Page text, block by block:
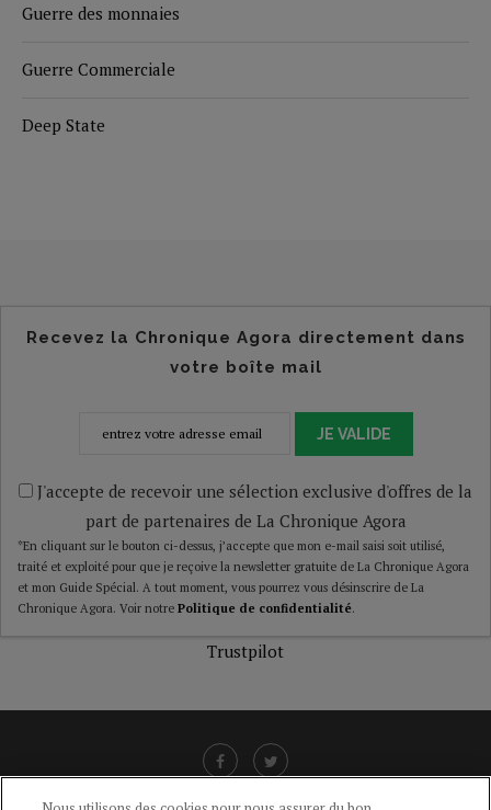
Guerre des monnaies
Guerre Commerciale
Deep State
Recevez la Chronique Agora directement dans
votre boîte mail
JE VALIDE
J'accepte de recevoir une sélection exclusive d'offres de la
part de partenaires de La Chronique Agora
*En cliquant sur le bouton ci-dessus, j’accepte que mon e-mail saisi soit utilisé,
traité et exploité pour que je reçoive la newsletter gratuite de La Chronique Agora
et mon Guide Spécial. A tout moment, vous pourrez vous désinscrire de La
Chronique Agora. Voir notre Politique de confidentialité.
Trustpilot